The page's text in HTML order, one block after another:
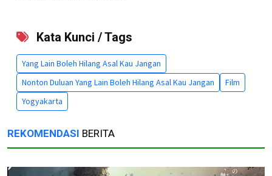
Kata Kunci / Tags
Yang Lain Boleh Hilang Asal Kau Jangan
Nonton Duluan Yang Lain Boleh Hilang Asal Kau Jangan
Film
Yogyakarta
REKOMENDASI BERITA